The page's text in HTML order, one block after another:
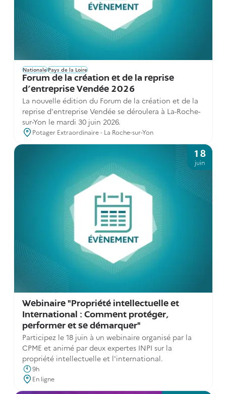
Forum de la création et de la reprise
d'entreprise Vendée 2026
La nouvelle édition du Forum de la création et de la
reprise d'entreprise Vendée se déroulera à La-Roche-
sur-Yon le mardi 30 juin 2026.
Potager Extraordinaire - La Roche-sur-Yon
NationalePays de la Loire
Webinaire "Propriété intellectuelle et
International : Comment protéger,
performer et se démarquer"
Participez le 18 juin à un webinaire organisé par la
CPME et animé par deux expertes INPI sur la
propriété intellectuelle et l'international.
9h
En ligne
18
juin